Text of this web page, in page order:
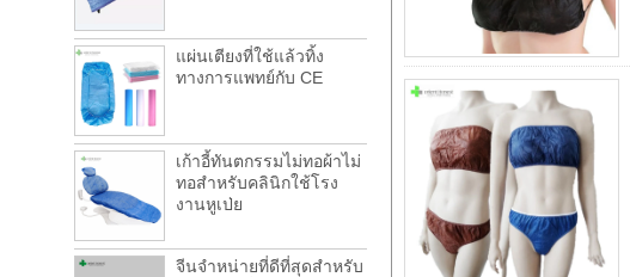
เริ่มการนับถอยหลังภาษีสิ่งแวดล้อม ปีละ 50 พัน
ล้าน
หลังเกือบหนึ่งปีของการตรวจสอบสิ่งแวดล้อม
ปิด และปิด ผู้ตรวจสอบด้านสิ่งแวดล้อ...
การระบุที่อยู่ ADDRESS CHANGE
เรียนลูกค้าผู้ทรงคุณค่า: เนื่องจาก บริษัท ของ
เราเติบโตขึ้นอย่างรวดเร็วเพื่อตอ...
ปีใหม่! ความท้าทายใหม่!
ตั้งแต่ปีพ. ศ. 2561 วันหยุดตรุษจีนมาถึง
สำนักงานของเราได้ปิดทำการชั่วคราวตั้งแต่...
แผ่นเตียงที่ใช้แล้วทิ้ง
ทางการแพทย์กับ CE
เก้าอี้ทันตกรรมไม่ทอผ้าไม่
ทอสำหรับคลินิกใช้โรง
งานหูเป่ย
จีนจำหน่ายที่ดีที่สุดสำหรับ